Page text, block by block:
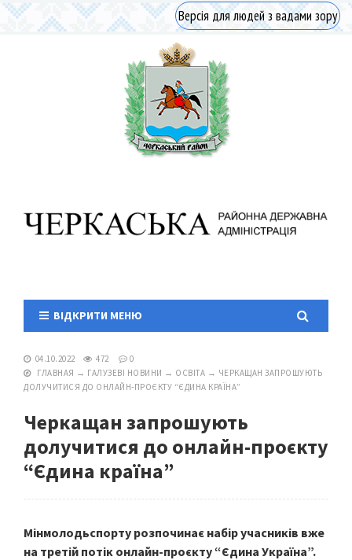
Версія для людей з вадами зору
ВІДКРИТИ МЕНЮ
04.10.2022 472
0
ГЛАВНАЯ → ГАЛУЗЕВІ НОВИНИ → ОСВІТА → ЧЕРКАЩАН ЗАПРОШУЮТЬ
ДОЛУЧИТИСЯ ДО ОНЛАЙН-ПРОЄКТУ “ЄДИНА КРАЇНА”
Черкащан запрошують
долучитися до онлайн-проєкту
“Єдина країна”
Мінмолодьспорту розпочинає набір учасників вже
на третій потік онлайн-проєкту “Єдина Україна”.